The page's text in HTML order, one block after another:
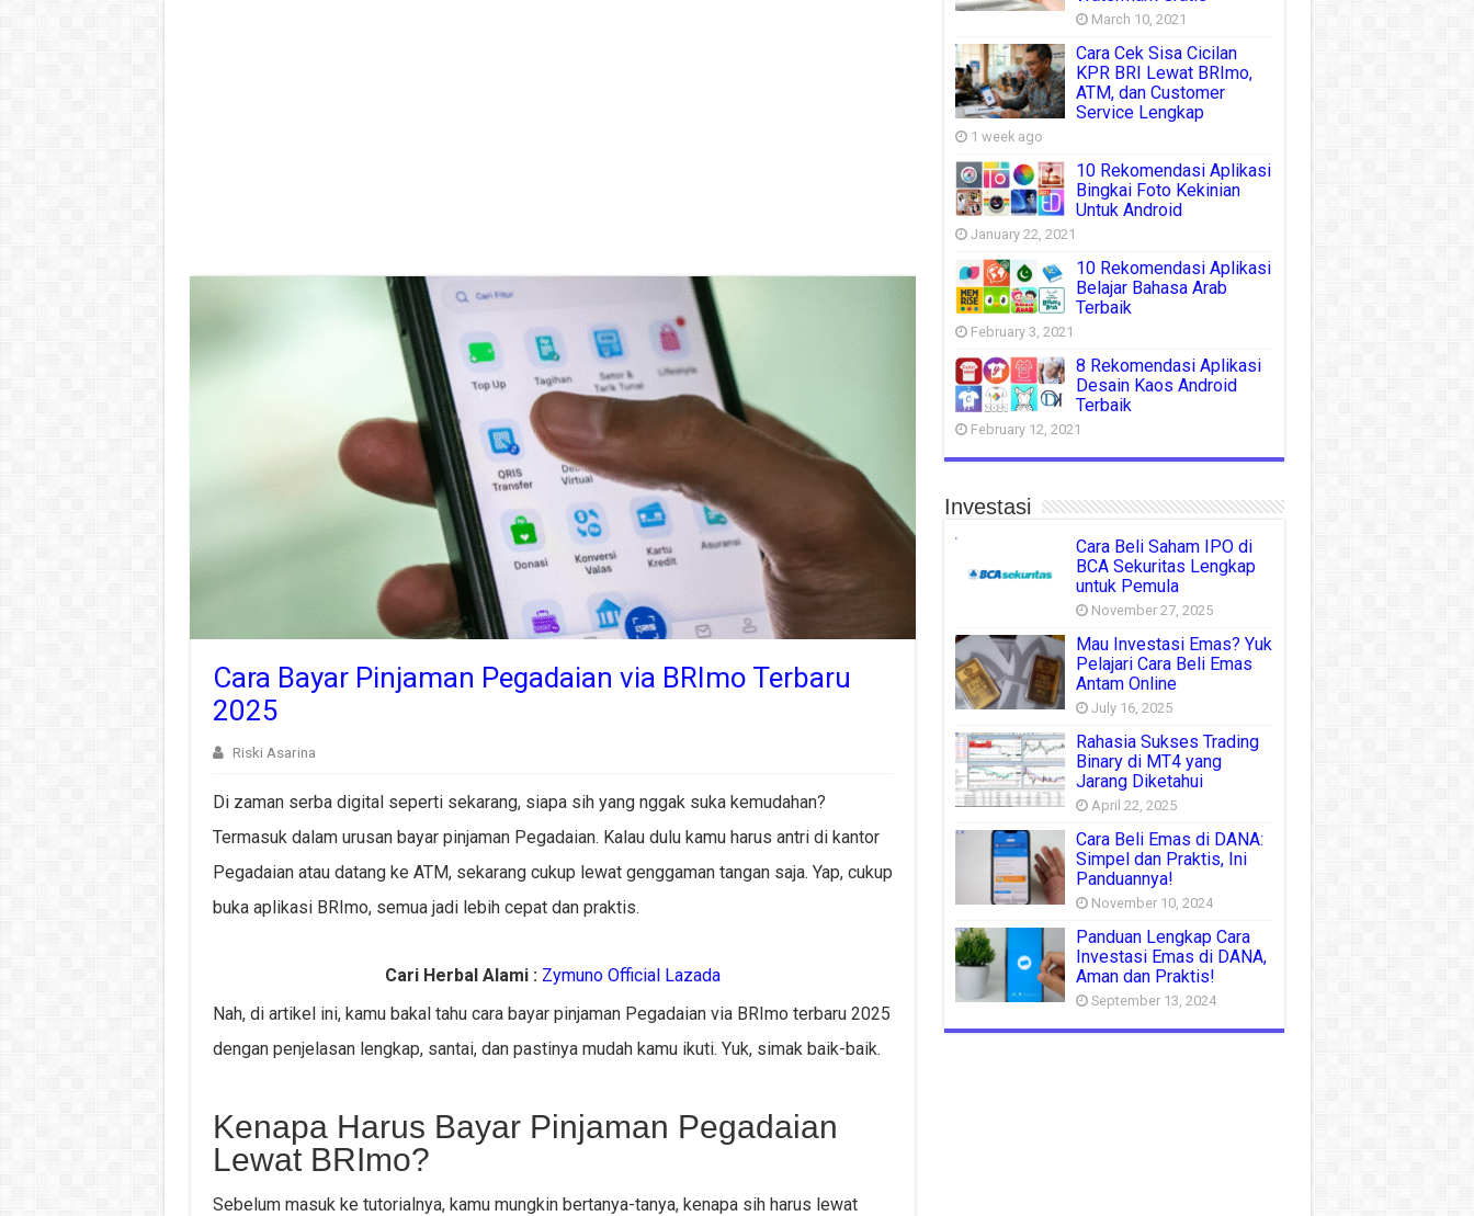
Cara Bayar Pinjaman Pegadaian via BRImo Terbaru
2025
Riski Asarina
Di zaman serba digital seperti sekarang, siapa sih yang nggak suka kemudahan?
Termasuk dalam urusan bayar pinjaman Pegadaian. Kalau dulu kamu harus antri di kantor
Pegadaian atau datang ke ATM, sekarang cukup lewat genggaman tangan saja. Yap, cukup
buka aplikasi BRImo, semua jadi lebih cepat dan praktis.
Cari Herbal Alami : Zymuno Official Lazada
Nah, di artikel ini, kamu bakal tahu cara bayar pinjaman Pegadaian via BRImo terbaru 2025
dengan penjelasan lengkap, santai, dan pastinya mudah kamu ikuti. Yuk, simak baik-baik.
Kenapa Harus Bayar Pinjaman Pegadaian
Lewat BRImo?
Sebelum masuk ke tutorialnya, kamu mungkin bertanya-tanya, kenapa sih harus lewat
March 10, 2021
Cara Cek Sisa Cicilan
KPR BRI Lewat BRImo,
ATM, dan Customer
Service Lengkap
1 week ago
10 Rekomendasi Aplikasi
Bingkai Foto Kekinian
Untuk Android
January 22, 2021
10 Rekomendasi Aplikasi
Belajar Bahasa Arab
Terbaik
February 3, 2021
8 Rekomendasi Aplikasi
Desain Kaos Android
Terbaik
February 12, 2021
Investasi
Cara Beli Saham IPO di
BCA Sekuritas Lengkap
untuk Pemula
November 27, 2025
Mau Investasi Emas? Yuk
Pelajari Cara Beli Emas
Antam Online
July 16, 2025
Rahasia Sukses Trading
Binary di MT4 yang
Jarang Diketahui
April 22, 2025
Cara Beli Emas di DANA:
Simpel dan Praktis, Ini
Panduannya!
November 10, 2024
Panduan Lengkap Cara
Investasi Emas di DANA,
Aman dan Praktis!
September 13, 2024